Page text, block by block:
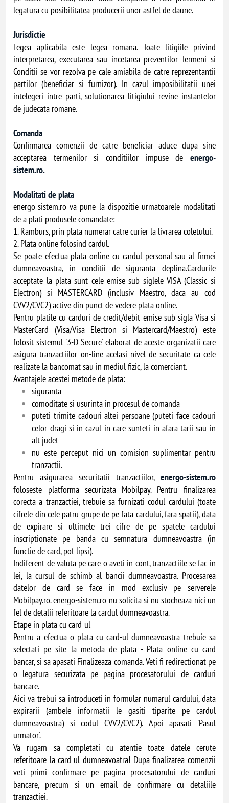
legatura cu posibilitatea producerii unor astfel de daune.
Jurisdictie
Legea aplicabila este legea romana. Toate litigiile privind
interpretarea, executarea sau incetarea prezentilor Termeni si
Conditii se vor rezolva pe cale amiabila de catre reprezentantii
partilor (beneficiar si furnizor). In cazul imposibilitatii unei
intelegeri intre parti, solutionarea litigiului revine instantelor
de judecata romane.
Comanda
Confirmarea comenzii de catre beneficiar aduce dupa sine
acceptarea termenilor si conditiilor impuse de energo-
sistem.ro.
Modalitati de plata
energo-sistem.ro va pune la dispozitie urmatoarele modalitati
de a plati produsele comandate:
1. Ramburs, prin plata numerar catre curier la livrarea coletului.
2. Plata online folosind cardul.
Se poate efectua plata online cu cardul personal sau al firmei
dumneavoastra, in conditii de siguranta deplina.Cardurile
acceptate la plata sunt cele emise sub siglele VISA (Classic si
Electron) si MASTERCARD (inclusiv Maestro, daca au cod
CVV2/CVC2) active din punct de vedere plata online.
Pentru platile cu carduri de credit/debit emise sub sigla Visa si
MasterCard (Visa/Visa Electron si Mastercard/Maestro) este
folosit sistemul '3-D Secure' elaborat de aceste organizatii care
asigura tranzactiilor on-line acelasi nivel de securitate ca cele
realizate la bancomat sau in mediul fizic, la comerciant.
Avantajele acestei metode de plata:
siguranta
comoditate si usurinta in procesul de comanda
puteti trimite cadouri altei persoane (puteti face cadouri
celor dragi si in cazul in care sunteti in afara tarii sau in
alt judet
nu este perceput nici un comision suplimentar pentru
tranzactii.
Pentru asigurarea securitatii tranzactiilor, energo-sistem.ro
foloseste platforma securizata Mobilpay. Pentru finalizarea
corecta a tranzactiei, trebuie sa furnizati codul cardului (toate
cifrele din cele patru grupe de pe fata cardului, fara spatii), data
de expirare si ultimele trei cifre de pe spatele cardului
inscriptionate pe banda cu semnatura dumneavoastra (in
functie de card, pot lipsi).
Indiferent de valuta pe care o aveti in cont, tranzactiile se fac in
lei, la cursul de schimb al bancii dumneavoastra. Procesarea
datelor de card se face in mod exclusiv pe serverele
Mobilpay.ro. energo-sistem.ro nu solicita si nu stocheaza nici un
fel de detalii referitoare la cardul dumneavoastra.
Etape in plata cu card-ul
Pentru a efectua o plata cu card-ul dumneavoastra trebuie sa
selectati pe site la metoda de plata - Plata online cu card
bancar, si sa apasati Finalizeaza comanda. Veti fi redirectionat pe
o legatura securizata pe pagina procesatorului de carduri
bancare.
Aici va trebui sa introduceti in formular numarul cardului, data
expirarii (ambele informatii le gasiti tiparite pe cardul
dumneavoastra) si codul CVV2/CVC2). Apoi apasati 'Pasul
urmator'.
Va rugam sa completati cu atentie toate datele cerute
referitoare la card-ul dumneavoatra! Dupa finalizarea comenzii
veti primi confirmare pe pagina procesatorului de carduri
bancare, precum si un email de confirmare cu detaliile
tranzactiei.